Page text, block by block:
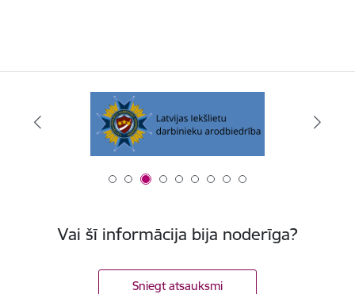
Vai šī informācija bija noderīga?
Sniegt atsauksmi